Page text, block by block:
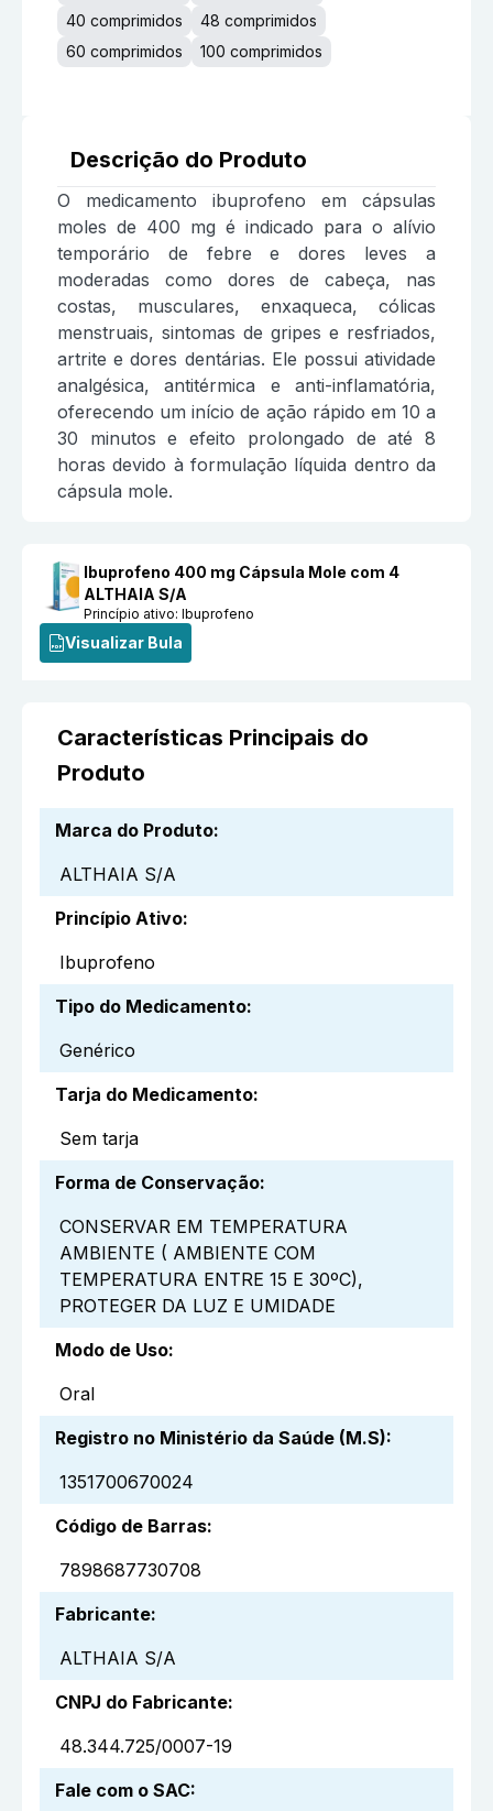
40 comprimidos
48 comprimidos
60 comprimidos
100 comprimidos
Descrição do Produto
O medicamento ibuprofeno em cápsulas
moles de 400 mg é indicado para o alívio
temporário de febre e dores leves a
moderadas como dores de cabeça, nas
costas, musculares, enxaqueca, cólicas
menstruais, sintomas de gripes e resfriados,
artrite e dores dentárias. Ele possui atividade
analgésica, antitérmica e anti-inflamatória,
oferecendo um início de ação rápido em 10 a
30 minutos e efeito prolongado de até 8
horas devido à formulação líquida dentro da
cápsula mole.
Ibuprofeno 400 mg Cápsula Mole com 4
ALTHAIA S/A
Princípio ativo:Ibuprofeno
Visualizar Bula
Características Principais do
Produto
Marca do Produto:
ALTHAIA S/A
Princípio Ativo:
Ibuprofeno
Tipo do Medicamento:
Genérico
Tarja do Medicamento:
Sem tarja
Forma de Conservação:
CONSERVAR EM TEMPERATURA
AMBIENTE ( AMBIENTE COM
TEMPERATURA ENTRE 15 E 30ºC),
PROTEGER DA LUZ E UMIDADE
Modo de Uso:
Oral
Registro no Ministério da Saúde (M.S):
1351700670024
Código de Barras:
7898687730708
Fabricante:
ALTHAIA S/A
CNPJ do Fabricante:
48.344.725/0007-19
Fale com o SAC: